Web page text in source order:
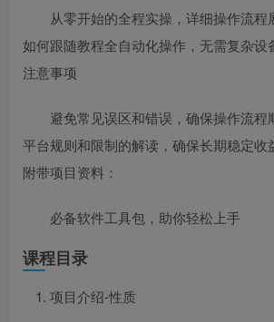
从零开始的全程实操，详细操作流程
如何跟随教程全自动化操作，无需复杂设
注意事项
避免常见误区和错误，确保操作流程
平台规则和限制的解读，确保长期稳定收
附带项目资料：
必备软件工具包，助你轻松上手
课程目录
项目介绍-性质